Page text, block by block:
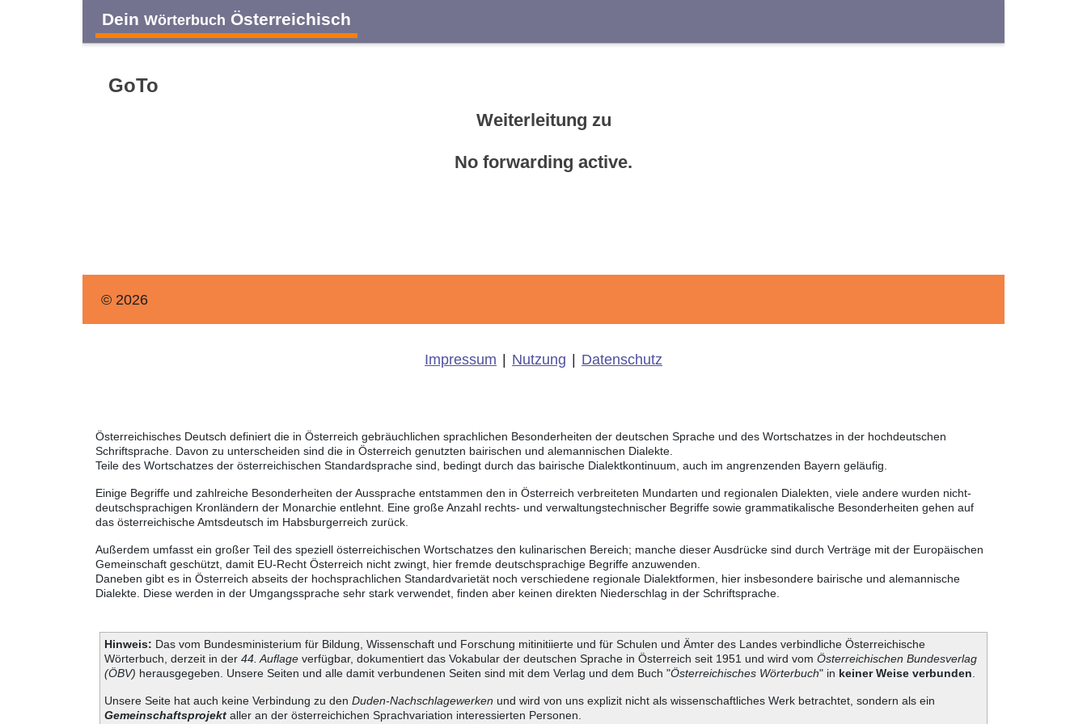
Dein Wörterbuch Österreichisch
GoTo
Weiterleitung zu
No forwarding active.
© 2026
Impressum Nutzung Datenschutz
Österreichisches Deutsch definiert die in Österreich gebräuchlichen sprachlichen Besonderheiten der deutschen Sprache und des Wortschatzes in der hochdeutschen
Schriftsprache. Davon zu unterscheiden sind die in Österreich genutzten bairischen und alemannischen Dialekte.
Teile des Wortschatzes der österreichischen Standardsprache sind, bedingt durch das bairische Dialektkontinuum, auch im angrenzenden Bayern geläufig.
Einige Begriffe und zahlreiche Besonderheiten der Aussprache entstammen den in Österreich verbreiteten Mundarten und regionalen Dialekten, viele andere wurden nicht-
deutschsprachigen Kronländern der Monarchie entlehnt. Eine große Anzahl rechts- und verwaltungstechnischer Begriffe sowie grammatikalische Besonderheiten gehen auf
das österreichische Amtsdeutsch im Habsburgerreich zurück.
Außerdem umfasst ein großer Teil des speziell österreichischen Wortschatzes den kulinarischen Bereich; manche dieser Ausdrücke sind durch Verträge mit der Europäischen
Gemeinschaft geschützt, damit EU-Recht Österreich nicht zwingt, hier fremde deutschsprachige Begriffe anzuwenden.
Daneben gibt es in Österreich abseits der hochsprachlichen Standardvarietät noch verschiedene regionale Dialektformen, hier insbesondere bairische und alemannische
Dialekte. Diese werden in der Umgangssprache sehr stark verwendet, finden aber keinen direkten Niederschlag in der Schriftsprache.
Hinweis: Das vom Bundesministerium für Bildung, Wissenschaft und Forschung mitinitiierte und für Schulen und Ämter des Landes verbindliche Österreichische
Wörterbuch, derzeit in der 44. Auflageverfügbar, dokumentiert das Vokabular der deutschen Sprache in Österreich seit 1951 und wird vom Österreichischen Bundesverlag
(ÖBV) herausgegeben. Unsere Seiten und alle damit verbundenen Seiten sind mit dem Verlag und dem Buch "Österreichisches Wörterbuch" in keiner Weise verbunden
Unsere Seite hat auch keine Verbindung zu den Duden-Nachschlagewerken und wird von uns explizit nicht als wissenschaftliches Werk betrachtet, sondern als ein
Gemeinschaftsprojektaller an der österreichichen Sprachvariation interessierten Personen.